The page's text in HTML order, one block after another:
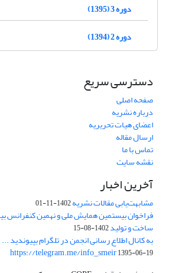
دوره 3 (1395)
دوره 2 (1394)
دسترسی سریع
صفحه اصلی
درباره نشریه
اعضای هیات تحریریه
ارسال مقاله
تماس با ما
نقشه سایت
آخرین اخبار
مشابهت‌یابی مقالات نشریه1402-11-01
فراخوان بیستمین همایش ملی و نهمین کنفرانس
ساخت و تولید1402-08-15
به کانال اطلاع رسانی انجمن در تلگرام بپیوندید ...
https://telegram.me/info_smeir1395-06-19